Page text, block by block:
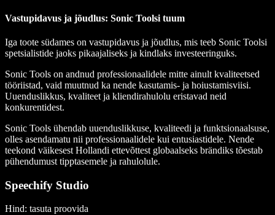
Vastupidavus ja jõudlus: Sonic Toolsi tuum
Iga toote südames on vastupidavus ja jõudlus, mis teeb Sonic Toolsi
spetsialistide jaoks pikaajaliseks ja kindlaks investeeringuks.
Sonic Tools on andnud professionaalidele mitte ainult kvaliteetsed
tööriistad, vaid muutnud ka nende kasutamis- ja hoiustamisviisi.
Uuenduslikkus, kvaliteet ja kliendirahulolu eristavad neid
konkurentidest.
Sonic Tools ühendab uuenduslikkuse, kvaliteedi ja funktsionaalsuse,
olles asendamatu nii professionaalidele kui entusiastidele. Nende
teekond väikesest Hollandi ettevõttest globaalseks brändiks tõestab
pühendumust tipptasemele ja rahulolule.
Speechify Studio
Hind: tasuta proovida